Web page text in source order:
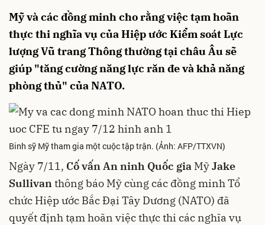
Mỹ và các đồng minh cho rằng việc tạm hoãn
thực thi nghĩa vụ của Hiệp ước Kiểm soát Lực
lượng Vũ trang Thông thường tại châu Âu sẽ
giúp "tăng cường năng lực răn đe và khả năng
phòng thủ" của NATO.
Binh sỹ Mỹ tham gia một cuộc tập trận. (Ảnh: AFP/TTXVN)
Ngày 7/11, Cố vấn An ninh Quốc gia MỹJake
Sullivan thông báo Mỹ cùng các đồng minh Tổ
chức Hiệp ước Bắc Đại Tây Dương (NATO) đã
quyết định tạm hoãn việc thực thi các nghĩa vụ
Hủy Gửi